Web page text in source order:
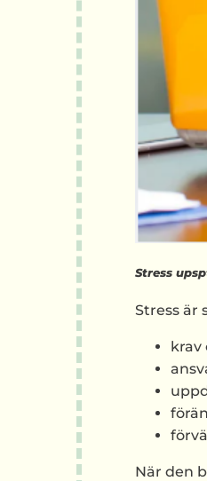
Stress
Stress är
krav
När den